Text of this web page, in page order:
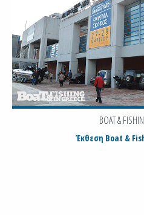
BOAT &
Έκθεση Boat &